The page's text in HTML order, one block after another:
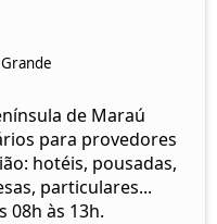
de Maraú
para provedores
hotéis, pousadas,
particulares...
08h às 13h.